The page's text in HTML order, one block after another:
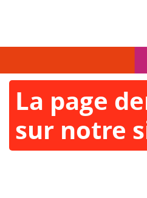
La page
sur notre